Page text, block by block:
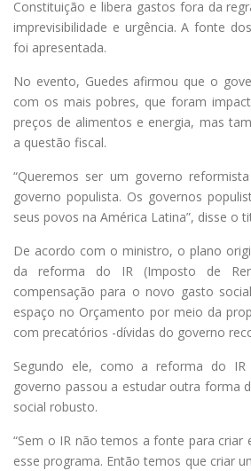
Constituição e libera gastos fora da
imprevisibilidade e urgência. A fonte
foi apresentada.
No evento, Guedes afirmou que o
com os mais pobres, que foram
preços de alimentos e energia, mas
a questão fiscal.
“Queremos ser um governo
governo populista. Os governos
seus povos na América Latina”, disse o
De acordo com o ministro, o plano
da reforma do IR (Imposto de
compensação para o novo gasto
espaço no Orçamento por meio da
com precatórios -dívidas do governo
Segundo ele, como a reforma do
governo passou a estudar outra forma
social robusto.
“Sem o IR não temos a fonte para criar
esse programa. Então temos que criar